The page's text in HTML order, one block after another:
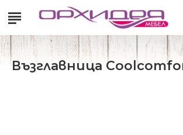
Възглавница